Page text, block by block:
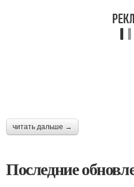
читать дальше →
Последние